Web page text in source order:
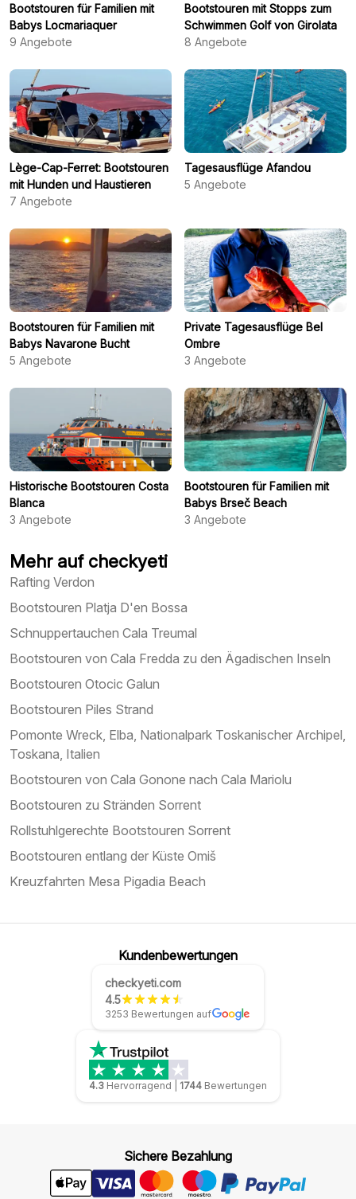
Bootstouren für Familien mit
Babys Locmariaquer
9 Angebote
Bootstouren mit Stopps zum
Schwimmen Golf von Girolata
8 Angebote
Lège-Cap-Ferret: Bootstouren
mit Hunden und Haustieren
7 Angebote
Tagesausflüge Afandou
5 Angebote
Bootstouren für Familien mit
Babys Navarone Bucht
5 Angebote
Private Tagesausflüge Bel
Ombre
3 Angebote
Historische Bootstouren Costa
Blanca
3 Angebote
Bootstouren für Familien mit
Babys Brseč Beach
3 Angebote
Mehr auf checkyeti
Rafting Verdon
Bootstouren Platja D'en Bossa
Schnuppertauchen Cala Treumal
Bootstouren von Cala Fredda zu den Ägadischen Inseln
Bootstouren Otocic Galun
Bootstouren Piles Strand
Pomonte Wreck, Elba, Nationalpark Toskanischer Archipel,
Toskana, Italien
Bootstouren von Cala Gonone nach Cala Mariolu
Bootstouren zu Stränden Sorrent
Rollstuhlgerechte Bootstouren Sorrent
Bootstouren entlang der Küste Omiš
Kreuzfahrten Mesa Pigadia Beach
Kundenbewertungen
checkyeti.com
4.5
3253 Bewertungen auf
4.3 Hervorragend 1744 Bewertungen
Sichere Bezahlung